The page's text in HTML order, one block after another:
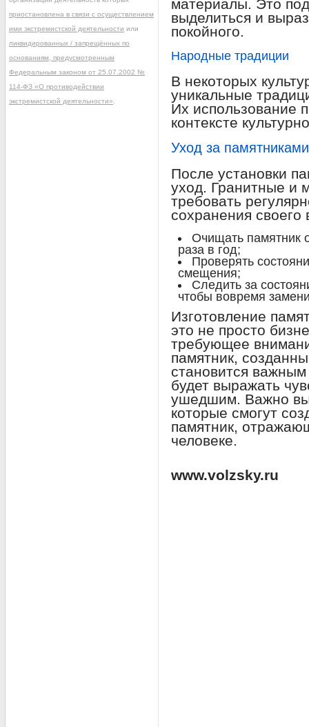
материалы. Это
выделиться и
покойного.
Народные традиции
В некоторых
уникальные
Их использование
контексте
Уход за памятниками
После установки
уход. Гранитные и
требовать
сохранения своего
Очищать памятник
раза в год;
Проверять
смещения;
Следить за
чтобы вовремя
Изготовление
это не просто
требующее
памятник,
становится
будет выражать
ушедшим. Важно
которые смогут
памятник,
человеке.
www.volzsky.ru
приостановлена в связи с осуществлением
ими экстремистской деятельности или
ликвидированных / запрещённых по
основаниям, предусмотренным
Федеральным законом от 25.07.2002 №
114-ФЗ «О противодействии
экстремистской деятельности»